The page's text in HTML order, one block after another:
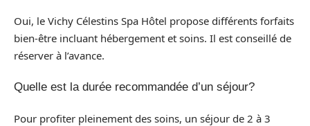
Oui, le Vichy Célestins Spa Hôtel propose différents forfaits
bien-être incluant hébergement et soins. Il est conseillé de
réserver à l’avance.
Quelle est la durée recommandée d’un séjour?
Pour profiter pleinement des soins, un séjour de 2 à 3